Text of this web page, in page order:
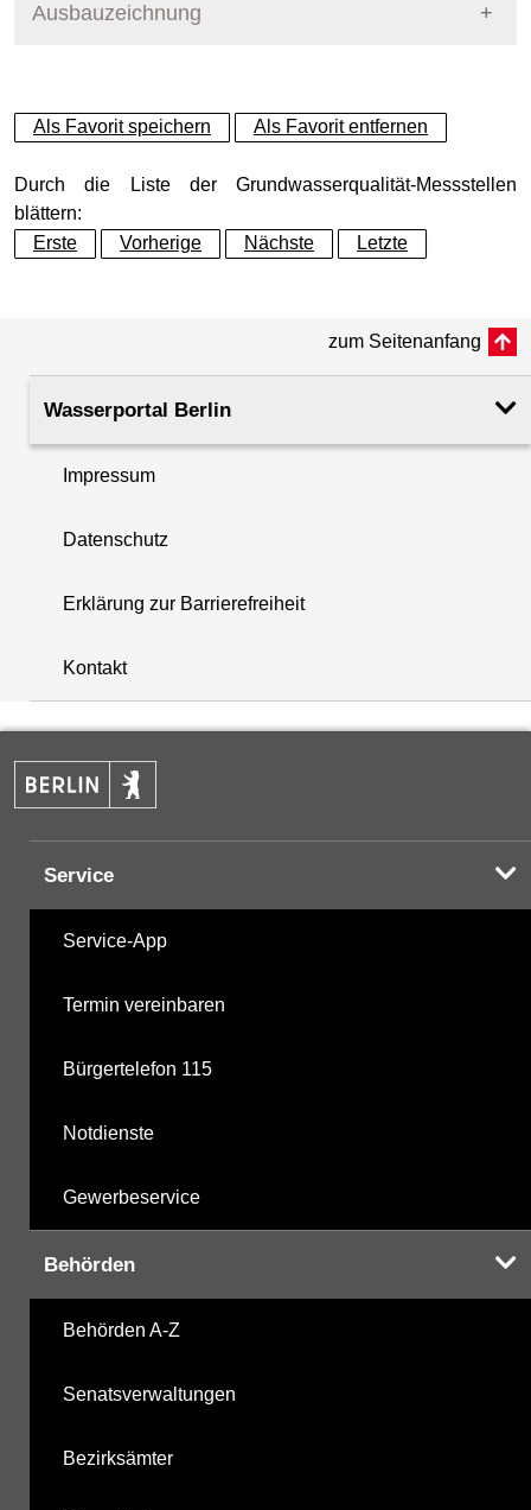
Dynamische Grafik
Ausprägung GW-Stand
Grundwasserleiter Hauptgrundwasserleiter
Geländeoberkante (GOK)
33.46
33.30
Filterunterkante
+
+
−
Ausbauzeichnung
Als Favorit speichern Als Favorit entfernen
Durch die Liste der Grundwasserqualität-Messstellen
blättern:
Erste
Vorherige Nächste Letzte
zum Seitenanfang
Wasserportal Berlin
Impressum
Datenschutz
Erklärung zur Barrierefreiheit
Kontakt
Service
Service-App
Termin vereinbaren
Bürgertelefon 115
Notdienste
Gewerbeservice
Behörden
Behörden A-Z
Senatsverwaltungen
Bezirksämter